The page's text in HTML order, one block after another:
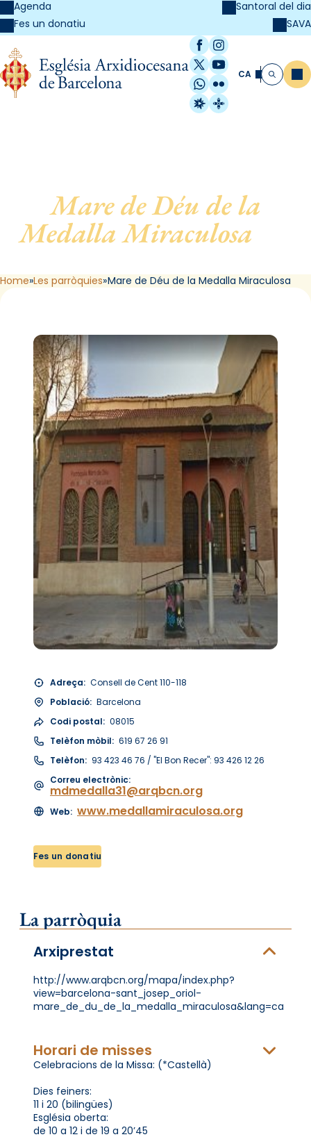
Agenda
Fes un donatiu
Santoral del dia
SAVA
Facebook
Instagram
X / Twitter
YouTube
WhatsApp
Flickr
Radio Estel
Catalunya
CA Cerca
Mare de Déu de la
Medalla Miraculosa
Home Les parròquies Mare de Déu de la Medalla Miraculosa
Adreça: Consell de Cent 110-118
Població: Barcelona
Codi postal: 08015
Telèfon mòbil: 619 67 26 91
Telèfon: 93 423 46 76 / "El Bon Recer": 93 426 12 26
Correu electrònic:
mdmedalla31@arqbcn.org
Web: www.medallamiraculosa.org
Fes un donatiu
La parròquia
Arxiprestat
http://www.arqbcn.org/mapa/index.php?
view=barcelona-sant_josep_oriol-
mare_de_du_de_la_medalla_miraculosa&lang=ca
Horari de misses
Celebracions de la Missa: (*Castellà)
Dies feiners:
11 i 20 (bilingües)
Església oberta:
de 10 a 12 i de 19 a 20’45